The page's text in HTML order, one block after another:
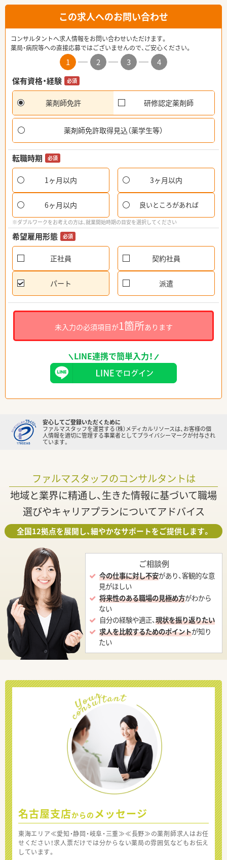
この求人へのお問い合わせ
コンサルタントへ求人情報をお問い合わせいただけます。
薬局・病院等への直接応募ではございませんので、ご安心ください。
1 2 3
4
保有資格・経験
必須
薬剤師免許 研修認定薬剤師
薬剤師免許取得見込（薬学生等）
転職時期 必須
1ヶ月以内 3ヶ月以内
6ヶ月以内 良いところがあれば
※ダブルワークをお考えの方は、就業開始時期の目安を選択してください
希望雇用形態 必須
正社員 契約社員
パート 派遣
未入力の必須項目が1箇所あります
LINE連携で簡単入力！
安心してご登録いただくために
ファルマスタッフを運営する（株）メディカルリソースは、お客様の個
人情報を適切に管理する事業者としてプライバシーマークが付与され
ています。
ファルマスタッフのコンサルタントは
地域と業界に精通し、生きた情報に基づいて職場
選びやキャリアプランについてアドバイス
全国12拠点を展開し、細やかなサポートをご提供します。
ご相談例
今の仕事に対し不安があり、客観的な意
見がほしい
将来性のある職場の見極め方がわから
ない
自分の経験や適正、現状を振り返りたい
求人を比較するためのポイントが知り
たい
名古屋支店からの メッセージ
東海エリア≪愛知・静岡・岐阜・三重≫≪長野≫の薬剤師求人はお任
せください！求人票だけでは分からない薬局の雰囲気などもお伝え
しています。